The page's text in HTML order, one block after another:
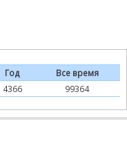
Год
Все время
4366 99364